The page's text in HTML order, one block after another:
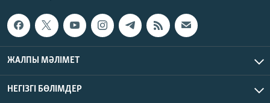
ЖАЛПЫ МӘЛІМЕТ
НЕГІЗГІ БӨЛІМДЕР